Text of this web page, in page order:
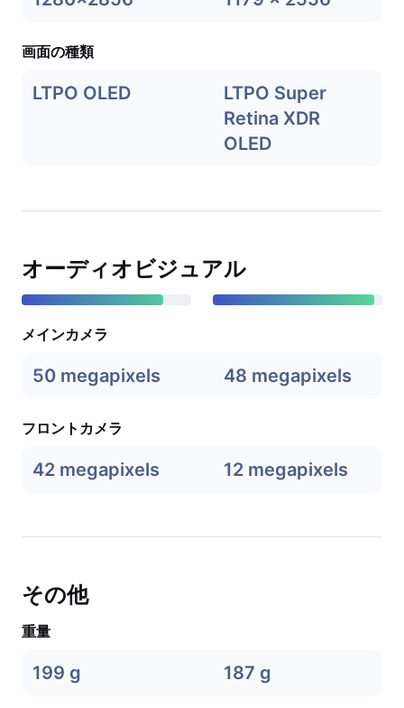
画面の種類
LTPO OLED
LTPO Super
Retina XDR
OLED
オーディオビジュアル
メインカメラ
50 megapixels 48 megapixels
フロントカメラ
42 megapixels 12 megapixels
その他
重量
199 g 187 g